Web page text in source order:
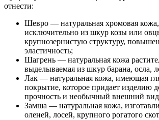
отнести:
Шевро — натуральная хромовая кожа,
исключительно из шкур козы или
крупнозернистую структуру,
эластичность;
Шагрень — натуральная кожа
выделываемая из шкур барана, осла,
Лак — натуральная кожа, имеющая
покрытие, которое придает изделию
прочность и необычный внешний
Замша — натуральная кожа,
оленей, лосей, крупного рогатого